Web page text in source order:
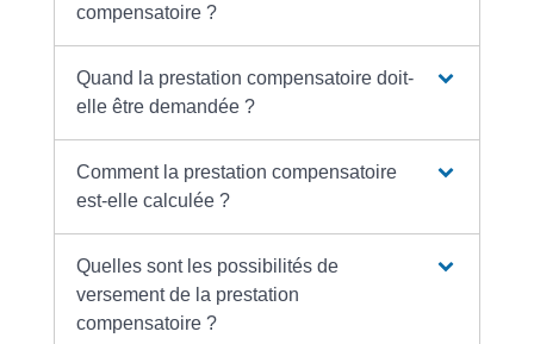
compensatoire ?
Quand la prestation compensatoire doit-
elle être demandée ?
Comment la prestation compensatoire
est-elle calculée ?
Quelles sont les possibilités de
versement de la prestation
compensatoire ?